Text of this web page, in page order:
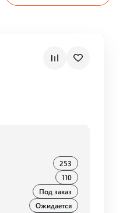
253
110
Под заказ
Ожидается